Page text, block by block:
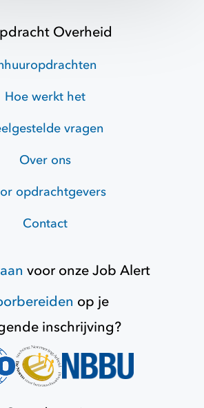
Overheid
Hoe werkt het
vragen
Over ons
opdrachtgevers
Contact
voor onzeJob Alert
op je
inschrijving?